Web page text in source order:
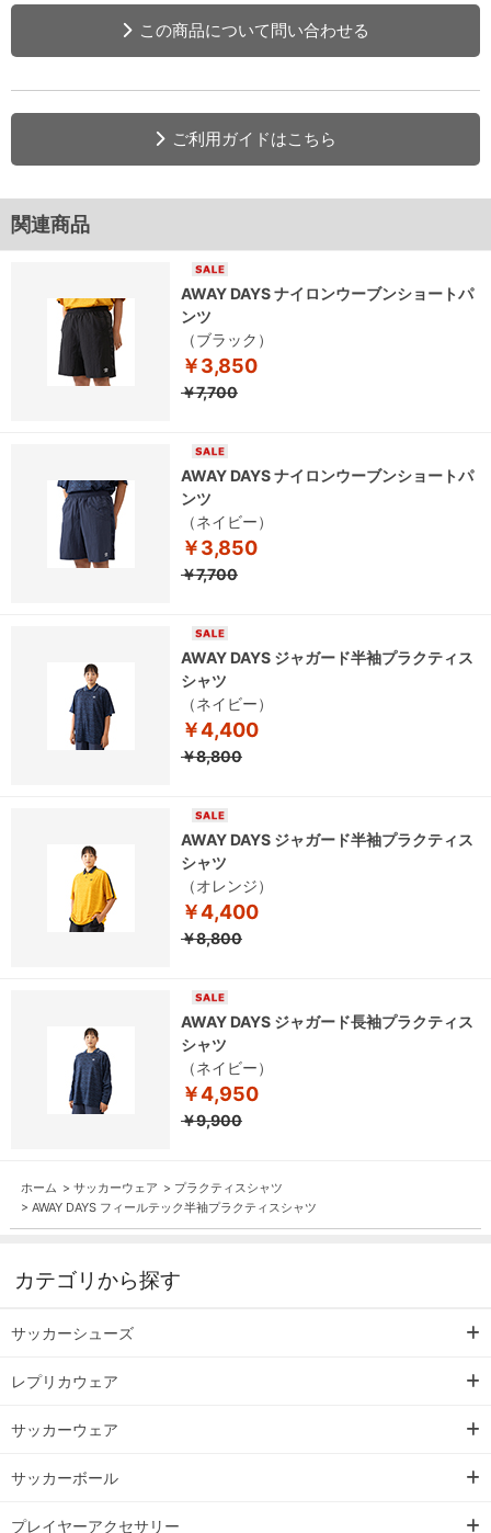
この商品について問い合わせる
ご利用ガイドはこちら
関連商品
AWAY DAYS ナイロンウーブンショートパ
ンツ
（ブラック）
￥3,850
￥7,700
AWAY DAYS ナイロンウーブンショートパ
ンツ
（ネイビー）
￥3,850
￥7,700
AWAY DAYS ジャガード半袖プラクティス
シャツ
（ネイビー）
￥4,400
￥8,800
AWAY DAYS ジャガード半袖プラクティス
シャツ
（オレンジ）
￥4,400
￥8,800
AWAY DAYS ジャガード長袖プラクティス
シャツ
（ネイビー）
￥4,950
￥9,900
ホーム > サッカーウェア > プラクティスシャツ
> AWAY DAYS フィールテック半袖プラクティスシャツ
カテゴリから探す
サッカーシューズ
レプリカウェア
サッカーウェア
サッカーボール
プレイヤーアクセサリー